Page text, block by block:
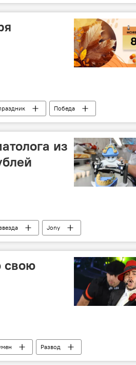
Победа
Алиев
Араз Агаларов
из
Jony
свою
Развод
Дети счастье